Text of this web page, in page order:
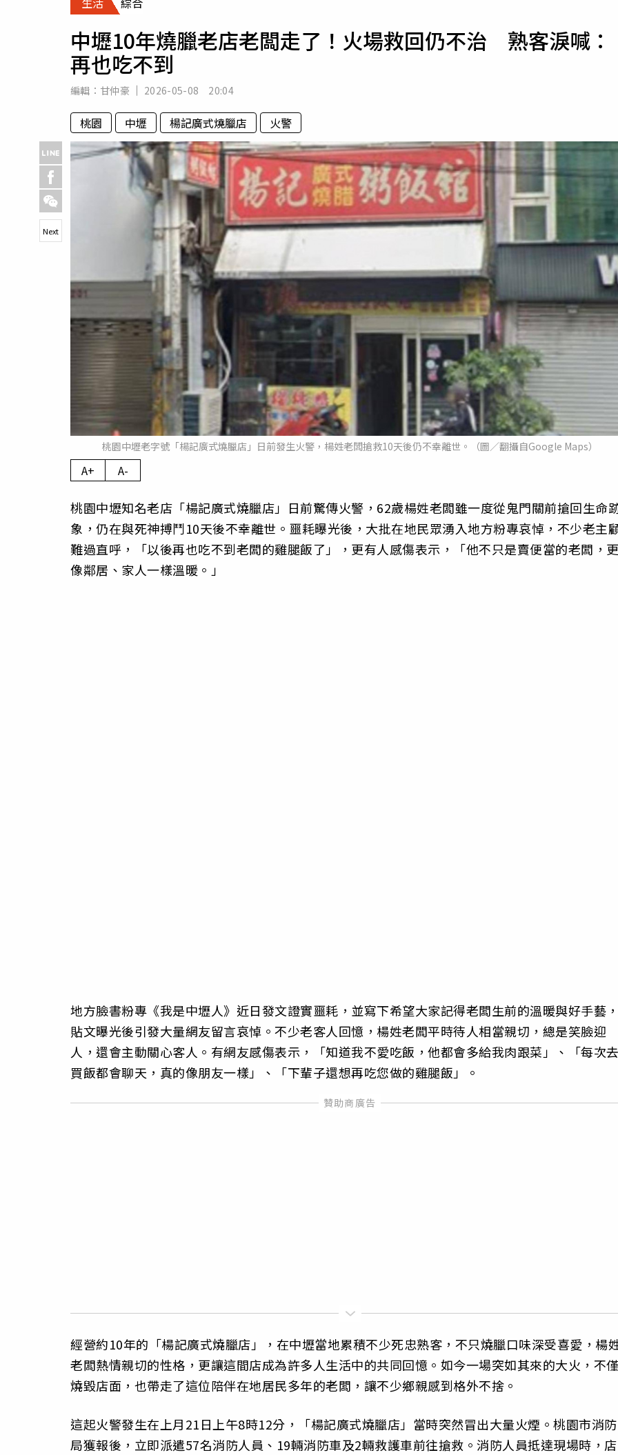
專欄
運勢
中壢10年燒臘老店老闆走了！火場救回仍不治 熟客淚喊：
再也吃不到
編輯： 甘仲豪 2026-05-08 20:04
桃園 中壢 楊記廣式燒臘店 火警
桃園中壢老字號「楊記廣式燒臘店」日前發生火警，楊姓老闆搶救10天後仍不幸離世。（圖／翻攝自Google Maps）
Next
A+ A-
桃園中壢知名老店「楊記廣式燒臘店」日前驚傳火警，62歲楊姓老闆雖一度從鬼門關前搶回生命
象，仍在與死神搏鬥10天後不幸離世。噩耗曝光後，大批在地民眾湧入地方粉專哀悼，不少老主
難過直呼，「以後再也吃不到老闆的雞腿飯了」，更有人感傷表示，「他不只是賣便當的老闆，
像鄰居、家人一樣溫暖。」
地方臉書粉專《我是中壢人》近日發文證實噩耗，並寫下希望大家記得老闆生前的溫暖與好手藝
貼文曝光後引發大量網友留言哀悼。不少老客人回憶，楊姓老闆平時待人相當親切，總是笑臉迎
人，還會主動關心客人。有網友感傷表示，「知道我不愛吃飯，他都會多給我肉跟菜」、「每次
買飯都會聊天，真的像朋友一樣」、「下輩子還想再吃您做的雞腿飯」。
經營約10年的「楊記廣式燒臘店」，在中壢當地累積不少死忠熟客，不只燒臘口味深受喜愛，楊
老闆熱情親切的性格，更讓這間店成為許多人生活中的共同回憶。如今一場突如其來的大火，不
燒毀店面，也帶走了這位陪伴在地居民多年的老闆，讓不少鄉親感到格外不捨。
這起火警發生在上月21日上午8時12分，「楊記廣式燒臘店」當時突然冒出大量火煙。桃園市消防
局獲報後，立即派遣57名消防人員、19輛消防車及2輛救護車前往搶救。消防人員抵達現場時，店